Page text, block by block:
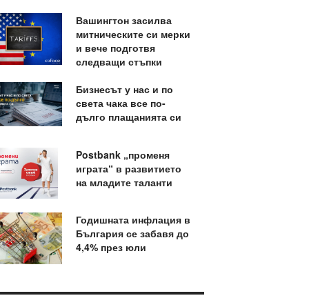
Вашингтон засилва
митническите си мерки
и вече подготвя
следващи стъпки
Бизнесът у нас и по
света чака все по-
дълго плащанията си
Postbank „променя
играта“ в развитието
на младите таланти
Годишната инфлация в
България се забавя до
4,4% през юли